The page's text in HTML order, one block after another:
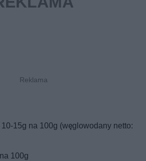
10-15g na 100g (węglowodany netto:
100g